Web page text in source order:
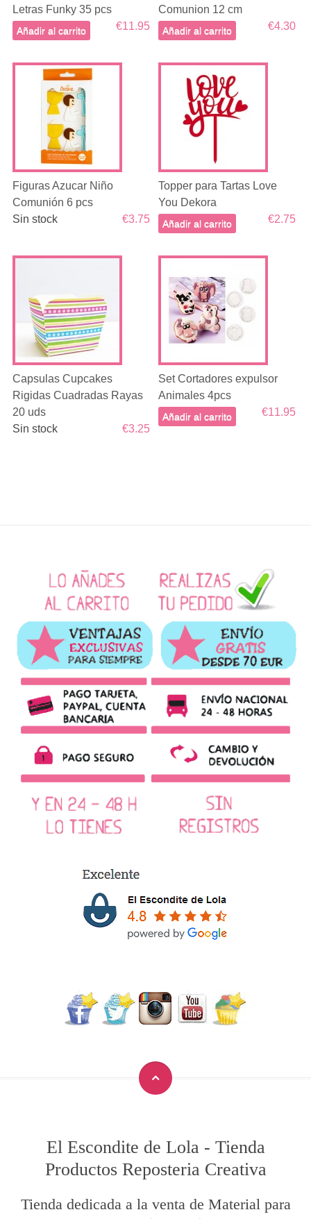
Letras Funky 35 pcs
€11.95
Añadir al carrito
Comunion 12 cm
€4.30
Añadir al carrito
Figuras Azucar Niño
Comunión 6 pcs
€3.75
Sin stock
Topper para Tartas Love
You Dekora
€2.75
Añadir al carrito
Capsulas Cupcakes
Rigidas Cuadradas Rayas
20 uds
€3.25
Sin stock
Set Cortadores expulsor
Animales 4pcs
€11.95
Añadir al carrito
El Escondite de Lola - Tienda
Productos Reposteria Creativa
Tienda dedicada a la venta de Material para